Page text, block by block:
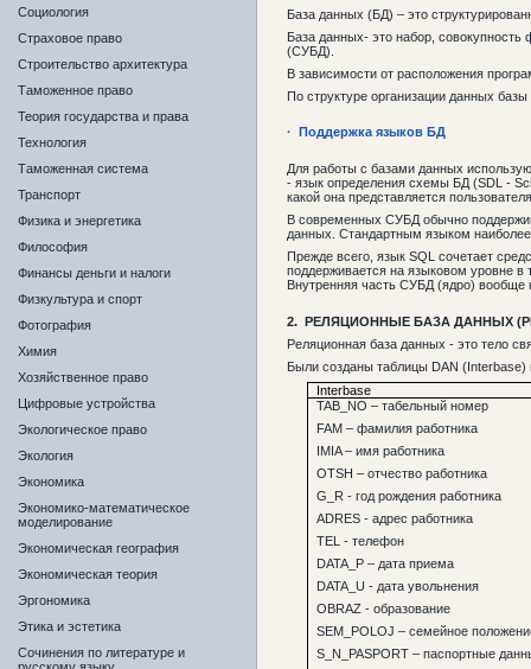
Социология
Страховое право
Строительство архитектура
Таможенное право
Теория государства и права
Технология
Таможенная система
Транспорт
Физика и энергетика
Философия
Финансы деньги и налоги
Физкультура и спорт
Фотография
Химия
Хозяйственное право
Цифровые устройства
Экологическое право
Экология
Экономика
Экономико-математическое
моделирование
Экономическая география
Экономическая теория
Эргономика
Этика и эстетика
Сочинения по литературе и
База данных (БД) – это
База данных- это набор,
(СУБД).
В зависимости от расположения
По структуре организации данных
· Поддержка языков БД
Для работы с базами данных
- язык определения схемы БД (SDL -
какой она представляется
В современных СУБД обычно
данных. Стандартным языком
Прежде всего, язык SQL сочетает
поддерживается на языковом уровне в
Внутренняя часть СУБД (ядро) вообще
2. РЕЛЯЦИОННЫЕ БАЗА ДАННЫХ
Реляционная база данных - это тело
Были созданы таблицы DAN
Interbase
TAB_NO – табельный номер
FAM – фамилия работника
IMIA – имя работника
OTSH – отчество работника
G_R - год рождения работника
ADRES - адрес работника
TEL - телефон
DATA_P – дата приема
DATA_U - дата увольнения
OBRAZ - образование
SEM_POLOJ – семейное
S_N_PASPORT – паспортные